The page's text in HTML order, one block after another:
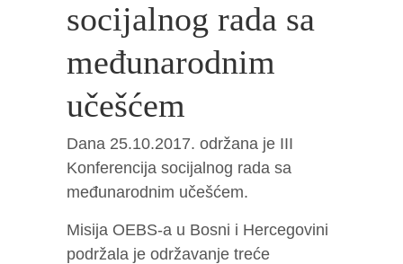
socijalnog rada sa
međunarodnim
učešćem
Dana 25.10.2017. održana je III
Konferencija socijalnog rada sa
međunarodnim učešćem.
Misija OEBS-a u Bosni i Hercegovini
podržala je održavanje treće